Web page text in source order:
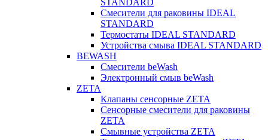
STANDARD
Смесители для раковины IDEAL
STANDARD
Термостаты IDEAL STANDARD
Устройства смыва IDEAL STANDARD
BEWASH
Смесители beWash
Электронный смыв beWash
ZETA
Клапаны сенсорные ZETA
Сенсорные смесители для раковины
ZETA
Смывные устройства ZETA